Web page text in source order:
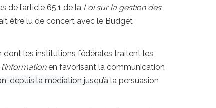
de l’article 65.1 de la Loi sur la gestion des
être lu de concert avec le Budget
dont les institutions fédérales traitent les
en favorisant la communication
depuis la médiation jusqu’à la persuasion